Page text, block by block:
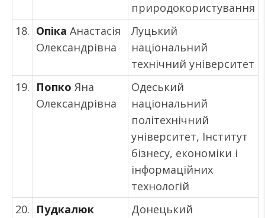
природокористування
18. Опіка Анастасія
Олександрівна
Луцький
національний
технічний університет
19. Попко Яна
Олександрівна
Одеський
національний
політехнічний
університет, Інститут
бізнесу, економіки і
інформаційних
технологій
20. Пудкалюк
Донецький